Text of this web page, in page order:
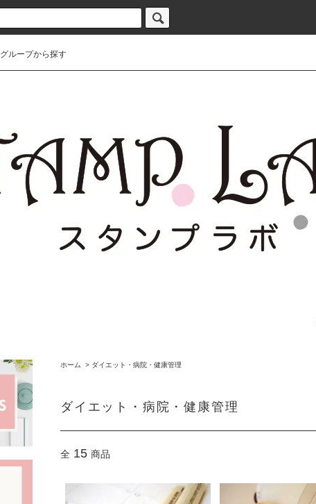
グループから探す
ホーム > ダイエット・病院・健康管理
ダイエット・病院・健康管理
全 15 商品